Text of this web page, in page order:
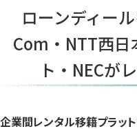
ローンディー
Com・NTT西日
ト・NECが
企業間レンタル移籍プラッ